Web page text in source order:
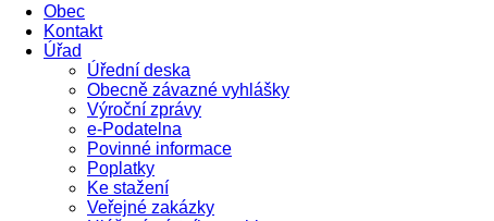
Obec
Kontakt
Úřad
Úřední deska
Obecně závazné vyhlášky
Výroční zprávy
e-Podatelna
Povinné informace
Poplatky
Ke stažení
Veřejné zakázky